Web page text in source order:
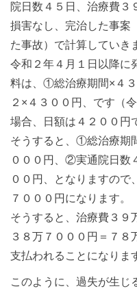
院日数４５日、治療費３
損害なし、完治した事案
た事故）で計算していき
令和２年４月１日以降に
料は、①総治療期間×４
２×４３００円、です（
場合、日額は４２００円
そうすると、①総治療期
０００円、②実通院日数
００円、となりますので
７０００円になります。
そうすると、治療費３９
３８万７０００円＝７８
支払われることになりま
このように、過失が生じ